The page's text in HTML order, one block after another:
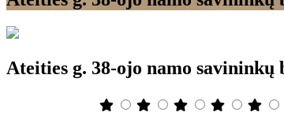
Ateities g. 38-ojo namo savininkų